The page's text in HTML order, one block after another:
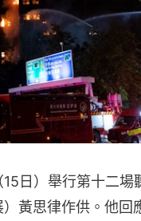
日）舉行第十二場
黃思律作供。他回